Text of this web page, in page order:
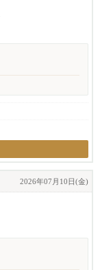
2026年07月10日(金)